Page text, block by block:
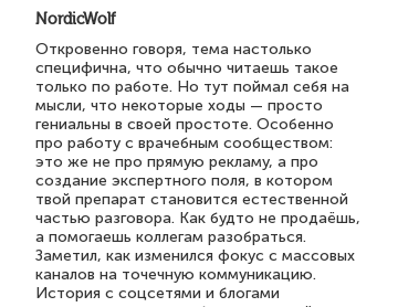
NordicWolf
Откровенно говоря, тема настолько
специфична, что обычно читаешь такое
только по работе. Но тут поймал себя на
мысли, что некоторые ходы — просто
гениальны в своей простоте. Особенно
про работу с врачебным сообществом:
это же не про прямую рекламу, а про
создание экспертного поля, в котором
твой препарат становится естественной
частью разговора. Как будто не продаёшь,
а помогаешь коллегам разобраться.
Заметил, как изменился фокус с массовых
каналов на точечную коммуникацию.
История с соцсетями и блогами